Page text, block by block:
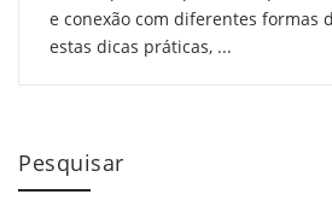
e conexão com diferentes formas
estas dicas práticas, ...
Pesquisar